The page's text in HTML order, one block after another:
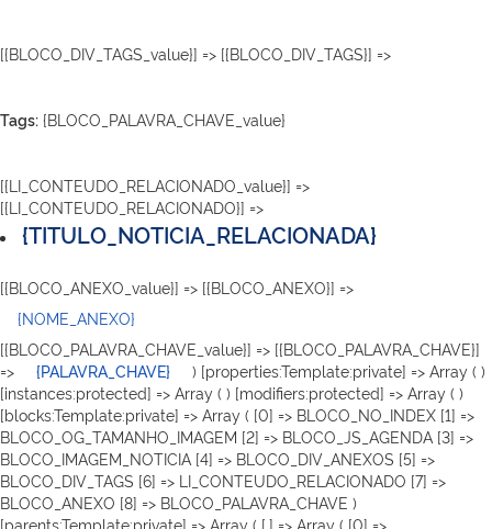
[{BLOCO_DIV_TAGS_value}] => [{BLOCO_DIV_TAGS}] =>
Tags: {BLOCO_PALAVRA_CHAVE_value}
[{LI_CONTEUDO_RELACIONADO_value}] =>
[{LI_CONTEUDO_RELACIONADO}] =>
{TITULO_NOTICIA_RELACIONADA}
[{BLOCO_ANEXO_value}] => [{BLOCO_ANEXO}] =>
{NOME_ANEXO}
[{BLOCO_PALAVRA_CHAVE_value}] => [{BLOCO_PALAVRA_CHAVE}]
=>
{PALAVRA_CHAVE}
) [properties:Template:private] => Array ( )
[instances:protected] => Array ( ) [modifiers:protected] => Array ( )
[blocks:Template:private] => Array ( [0] => BLOCO_NO_INDEX [1] =>
BLOCO_OG_TAMANHO_IMAGEM [2] => BLOCO_JS_AGENDA [3] =>
BLOCO_IMAGEM_NOTICIA [4] => BLOCO_DIV_ANEXOS [5] =>
BLOCO_DIV_TAGS [6] => LI_CONTEUDO_RELACIONADO [7] =>
BLOCO_ANEXO [8] => BLOCO_PALAVRA_CHAVE )
[parents:Template:private] => Array ( [.] => Array ( [0] =>